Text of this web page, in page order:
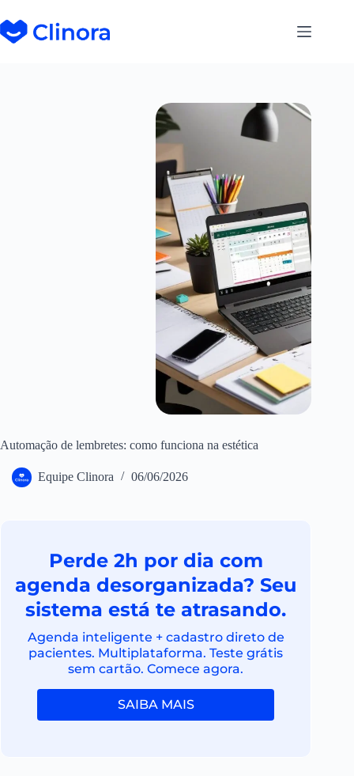
Automação de lembretes: como funciona na estética
Equipe Clinora 06/06/2026
Perde 2h por dia com
agenda desorganizada? Seu
sistema está te atrasando.
Agenda inteligente + cadastro direto de
pacientes. Multiplataforma. Teste grátis
sem cartão. Comece agora.
SAIBA MAIS